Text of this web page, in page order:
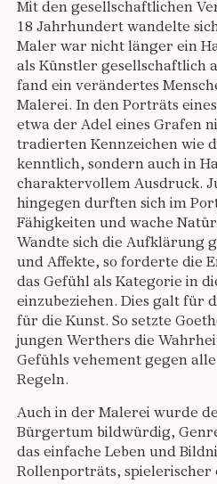
Mit den gesellschaftlichen
18 Jahrhundert wandelte
Maler war nicht länger ein
als Künstler gesellschaftlich
fand ein verändertes
Malerei. In den Porträts
etwa der Adel eines Grafen
tradierten Kennzeichen wie
kenntlich, sondern auch in
charaktervollem Ausdruck.
hingegen durften sich im
Fähigkeiten und wache
Wandte sich die Aufklärung
und Affekte, so forderte die
das Gefühl als Kategorie in
einzubeziehen. Dies galt für
für die Kunst. So setzte
jungen Werthers die
Gefühls vehement gegen
Regeln.
Auch in der Malerei wurde
Bürgertum bildwürdig,
das einfache Leben und
Rollenporträts, spielerischer